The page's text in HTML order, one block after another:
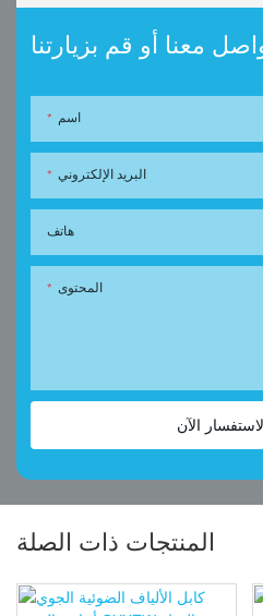
معنا أو قم بزيارتنا
اسم
البريد الإلكتروني
هاتف
المحتوى
الآن
المنتجات ذات الصلة